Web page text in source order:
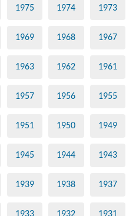
1975 1974 1973
1969 1968 1967
1963 1962 1961
1957 1956 1955
1951 1950 1949
1945 1944 1943
1939 1938 1937